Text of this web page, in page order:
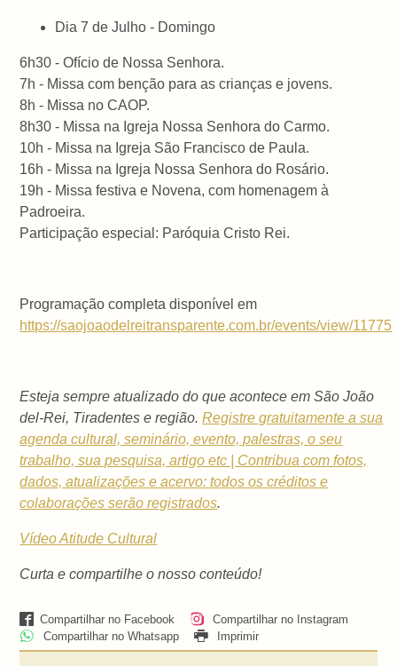
Dia 7 de Julho - Domingo
6h30 - Ofício de Nossa Senhora.
7h - Missa com benção para as crianças e jovens.
8h - Missa no CAOP.
8h30 - Missa na Igreja Nossa Senhora do Carmo.
10h - Missa na Igreja São Francisco de Paula.
16h - Missa na Igreja Nossa Senhora do Rosário.
19h - Missa festiva e Novena, com homenagem à
Padroeira.
Participação especial: Paróquia Cristo Rei.
Programação completa disponível em
https://saojoaodelreitransparente.com.br/events/view/11775
Esteja sempre atualizado do que acontece em São João
del-Rei, Tiradentes e região.Registre gratuitamente a sua
agenda cultural, seminário, evento, palestras, o seu
trabalho, sua pesquisa, artigo etc | Contribua com fotos,
dados, atualizações e acervo: todos os créditos e
colaborações serão registrados.
Vídeo Atitude Cultural
Curta e compartilhe o nosso conteúdo!
Compartilhar no Facebook
Compartilhar no Instagram
Compartilhar no Whatsapp
Imprimir